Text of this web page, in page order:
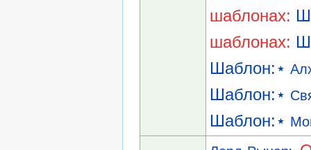
шаблонах:
шаблонах:
Шаблон:⋆
Шаблон:⋆
Шаблон:⋆